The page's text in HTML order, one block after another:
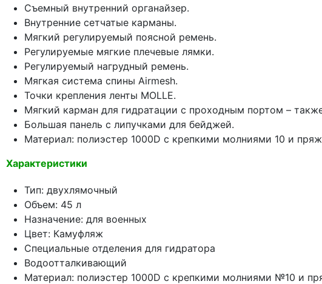
Съемный внутренний органайзер.
Внутренние сетчатые карманы.
Мягкий регулируемый поясной ремень.
Регулируемые мягкие плечевые лямки.
Регулируемый нагрудный ремень.
Мягкая система спины Airmesh.
Точки крепления ленты MOLLE.
Мягкий карман для гидратации с проходным портом –
Большая панель с липучками для бейджей.
Материал: полиэстер 1000D с крепкими молниями 10 и
Характеристики
Тип: двухлямочный
Объем: 45 л
Назначение: для военных
Цвет: Камуфляж
Специальные отделения для гидратора
Водоотталкивающий
Материал: полиэстер 1000D с крепкими молниями №10 и